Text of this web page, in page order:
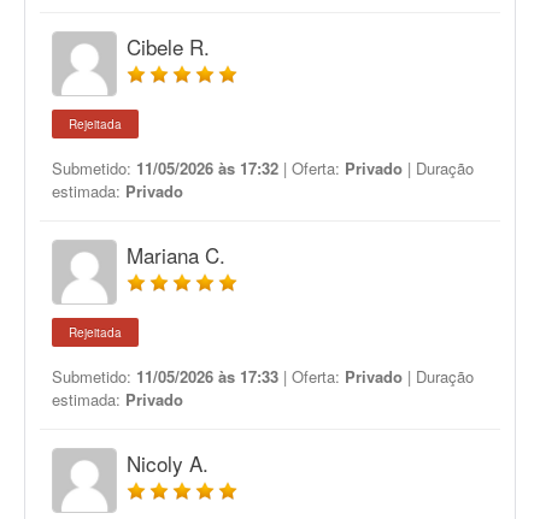
Cibele R.
Rejeitada
Submetido: 11/05/2026 às 17:32 | Oferta: Privado | Duração
estimada: Privado
Mariana C.
Rejeitada
Submetido: 11/05/2026 às 17:33 | Oferta: Privado | Duração
estimada: Privado
Nicoly A.